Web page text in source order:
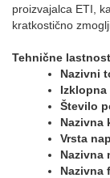
proizvajalca ETI,
kratkostično
Tehnične
Nazivni
Število
Nazivna
Vrsta
Nazivna
Nazivna